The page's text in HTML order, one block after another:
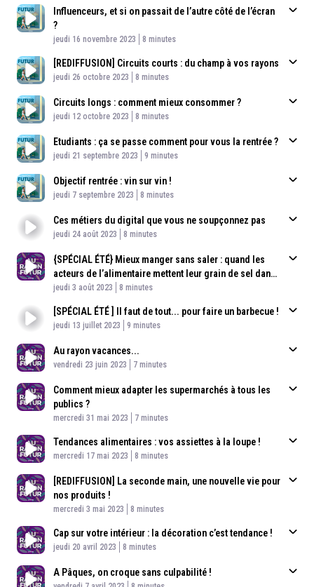
Influenceurs, et si on passait de l’autre côté de l’écran
?
Published At
jeudi 16 novembre 2023 Time
8 minutes
[REDIFFUSION] Circuits courts : du champ à vos rayons
Published At
jeudi 26 octobre 2023 Time
8 minutes
Circuits longs : comment mieux consommer ?
Published At
jeudi 12 octobre 2023 Time
8 minutes
Etudiants : ça se passe comment pour vous la rentrée ?
Published At
jeudi 21 septembre 2023 Time
9 minutes
Objectif rentrée : vin sur vin !
Published At
jeudi 7 septembre 2023 Time
8 minutes
Ces métiers du digital que vous ne soupçonnez pas
Published At
jeudi 24 août 2023 Time
8 minutes
{SPÉCIAL ÉTÉ} Mieux manger sans saler : quand les
acteurs de l’alimentaire mettent leur grain de sel dans
nos assiettes.
Published At
jeudi 3 août 2023 Time
8 minutes
[SPÉCIAL ÉTÉ ] Il faut de tout... pour faire un barbecue !
Published At
jeudi 13 juillet 2023 Time
9 minutes
Au rayon vacances...
Published At
vendredi 23 juin 2023 Time
7 minutes
Comment mieux adapter les supermarchés à tous les
publics ?
Published At
mercredi 31 mai 2023 Time
7 minutes
Tendances alimentaires : vos assiettes à la loupe !
Published At
mercredi 17 mai 2023 Time
8 minutes
[REDIFFUSION] La seconde main, une nouvelle vie pour
nos produits !
Published At
mercredi 3 mai 2023 Time
8 minutes
Cap sur votre intérieur : la décoration c’est tendance !
Published At
jeudi 20 avril 2023 Time
8 minutes
A Pâques, on croque sans culpabilité !